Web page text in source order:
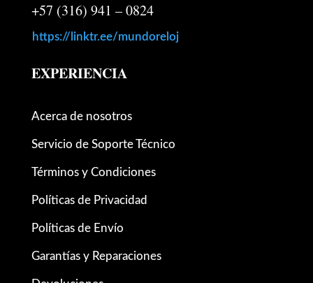
+57 (316) 941 – 0824
https://linktr.ee/mundoreloj
EXPERIENCIA
Acerca de nosotros
Servicio de Soporte Técnico
Términos y Condiciones
Políticas de Privacidad
Políticas de Envío
Garantías y Reparaciones